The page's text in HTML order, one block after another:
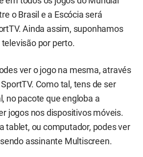
o Brasil e a Escócia será
Ainda assim, suponhamos
por perto.
ver o jogo na mesma, através
Como tal, tens de ser
no pacote que engloba a
jogos nos dispositivos móveis.
tablet, ou computador, podes ver
assinante Multiscreen.